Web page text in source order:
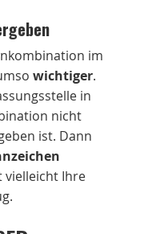
im
wichtiger.
in
nicht
ist. Dann
vielleicht Ihre